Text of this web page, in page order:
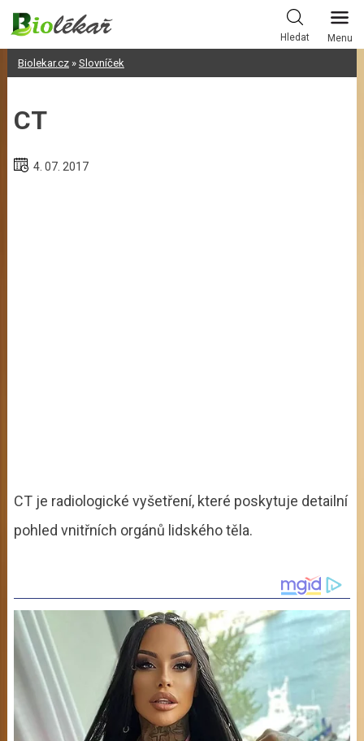
Skip
content
Hledat Menu
Biolekar.cz» Slovníček
CT
4. 07. 2017
CT je radiologické vyšetření, které poskytuje detailní
pohled vnitřních orgánů lidského těla.